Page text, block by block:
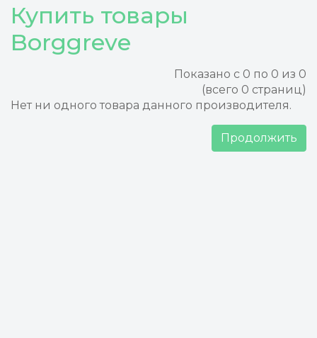
Купить товары
Borggreve
Показано с 0 по 0 из 0
(всего 0 страниц)
Нет ни одного товара данного производителя.
Продолжить